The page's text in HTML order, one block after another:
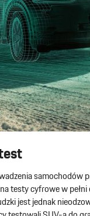
samochodów
testy cyfrowe w
jest jednak